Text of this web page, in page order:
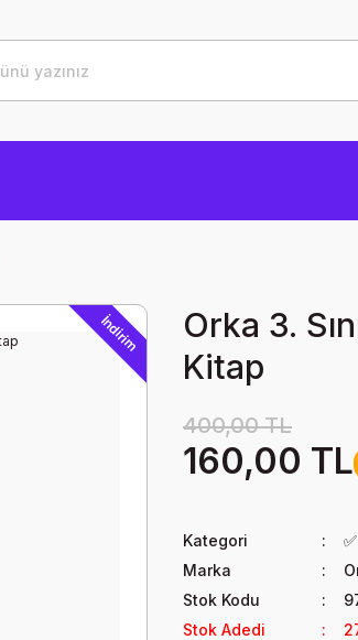
İndirim
Orka 3.
Kitap
400,00 TL
160,00 TL
Kategori
Marka
Stok Kodu
Stok Adedi